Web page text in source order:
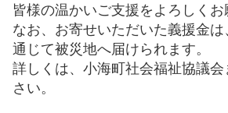
皆様の温かいご支援をよろしくお
なお、お寄せいただいた義援金
通じて被災地へ届けられます。
詳しくは、小海町社会福祉協議
さい。